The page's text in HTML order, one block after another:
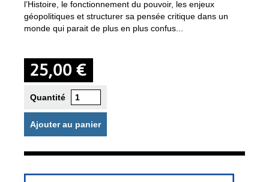
l’Histoire, le fonctionnement du pouvoir, les enjeux
géopolitiques et structurer sa pensée critique dans un
monde qui parait de plus en plus confus...
25,00 €
Quantité
Ajouter au panier